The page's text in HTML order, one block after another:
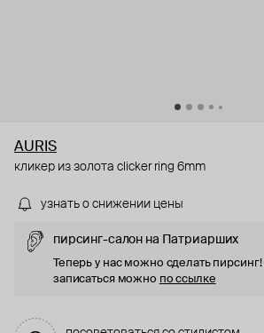
AURIS
кликер из золота clicker ring 6mm
узнать о снижении цены
пирсинг-салон на Патриарших
Теперь у нас можно сделать
записаться можно по ссылке